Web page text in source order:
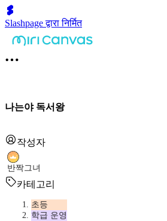
Slashpage द्वारा निर्मित
나는야 독서왕
작성자
반짝그녀
카테고리
초등
학급 운영